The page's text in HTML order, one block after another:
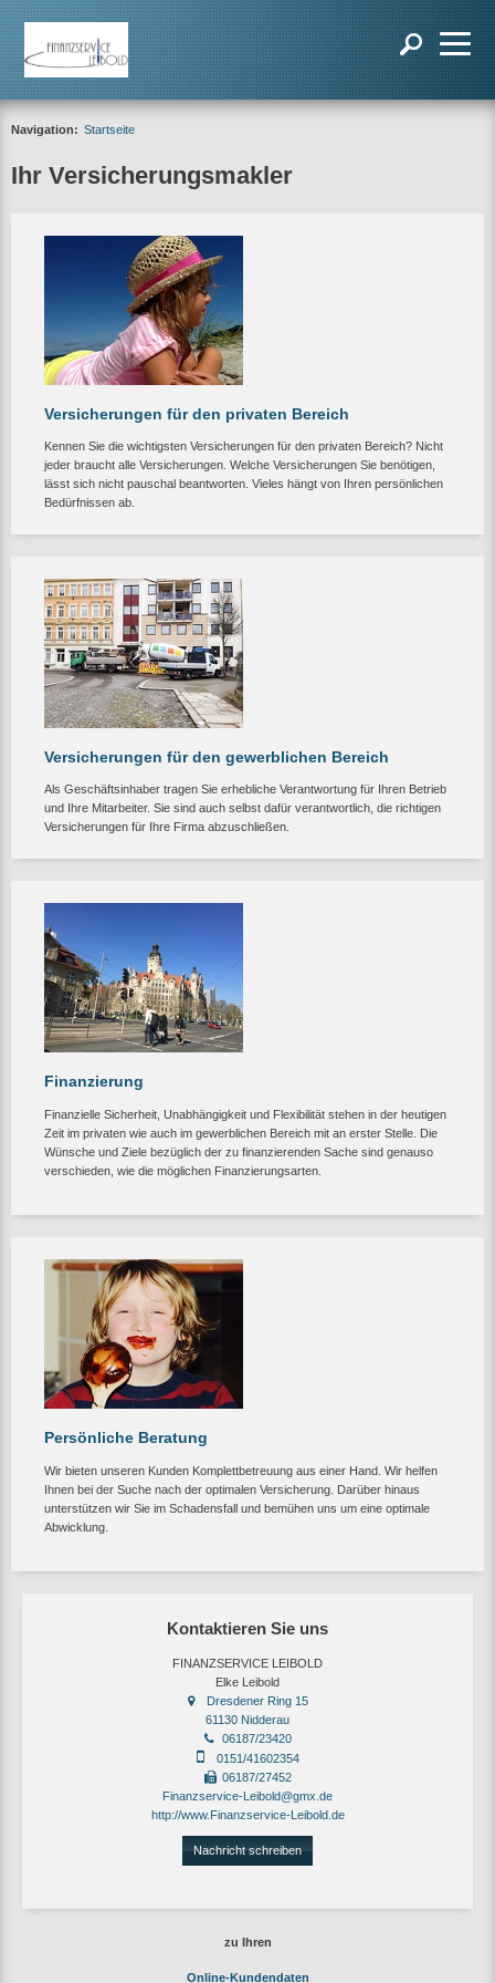
Kontaktieren Sie uns
FINANZSERVICE LEIBOLD
Elke Leibold
Dresdener Ring 15
61130 Nidderau
06187/23420
0151/41602354
06187/27452
Finanzservice-Leibold@gmx.de
http://www.Finanzservice-Leibold.de
Nachricht schreiben
zu Ihren
Online-Kundendaten
Navigation: Startseite
Ihr Versicherungsmakler
Versicherungen für den privaten Bereich
Kennen Sie die wichtigsten Versicherungen für den privaten Bereich? Nicht
jeder braucht alle Versicherungen. Welche Versicherungen Sie benötigen,
lässt sich nicht pauschal beantworten. Vieles hängt von Ihren persönlichen
Bedürfnissen ab.
Versicherungen für den gewerblichen Bereich
Als Geschäftsinhaber tragen Sie erhebliche Verantwortung für Ihren Betrieb
und Ihre Mitarbeiter. Sie sind auch selbst dafür verantwortlich, die richtigen
Versicherungen für Ihre Firma abzuschließen.
Finanzierung
Finanzielle Sicherheit, Unabhängigkeit und Flexibilität stehen in der heutigen
Zeit im privaten wie auch im gewerblichen Bereich mit an erster Stelle. Die
Wünsche und Ziele bezüglich der zu finanzierenden Sache sind genauso
verschieden, wie die möglichen Finanzierungsarten.
Persönliche Beratung
Wir bieten unseren Kunden Komplettbetreuung aus einer Hand. Wir helfen
Ihnen bei der Suche nach der optimalen Versicherung. Darüber hinaus
unterstützen wir Sie im Schadensfall und bemühen uns um eine optimale
Abwicklung.